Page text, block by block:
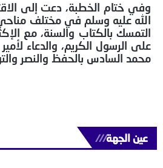
وفي ختام الخطبة، دعت إلى
الله عليه وسلم في مختلف
التمسك بالكتاب والسنة، مع
على الرسول الكريم، والدعاء
محمد السادس بالحفظ والنصر
عين الجهة///